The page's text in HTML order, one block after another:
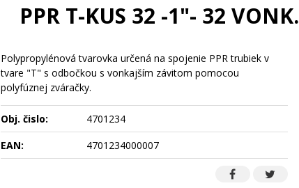
PPR T-KUS 32 -1"- 32 VONK.
Polypropylénová tvarovka určená na spojenie PPR trubiek v
tvare "T" s odbočkou s vonkajším závitom pomocou
polyfúznej zváračky.
Obj. čislo:
4701234
EAN:
4701234000007